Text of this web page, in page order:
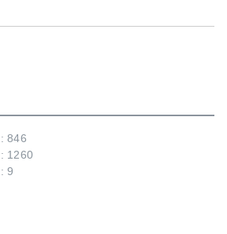
: 846
: 1260
: 9